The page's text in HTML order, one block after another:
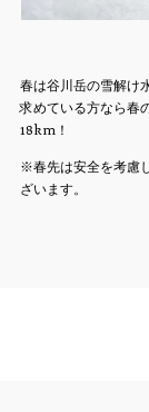
春は谷川岳の雪解け
求めている方なら春
18km！
※春先は安全を考慮
ざいます。